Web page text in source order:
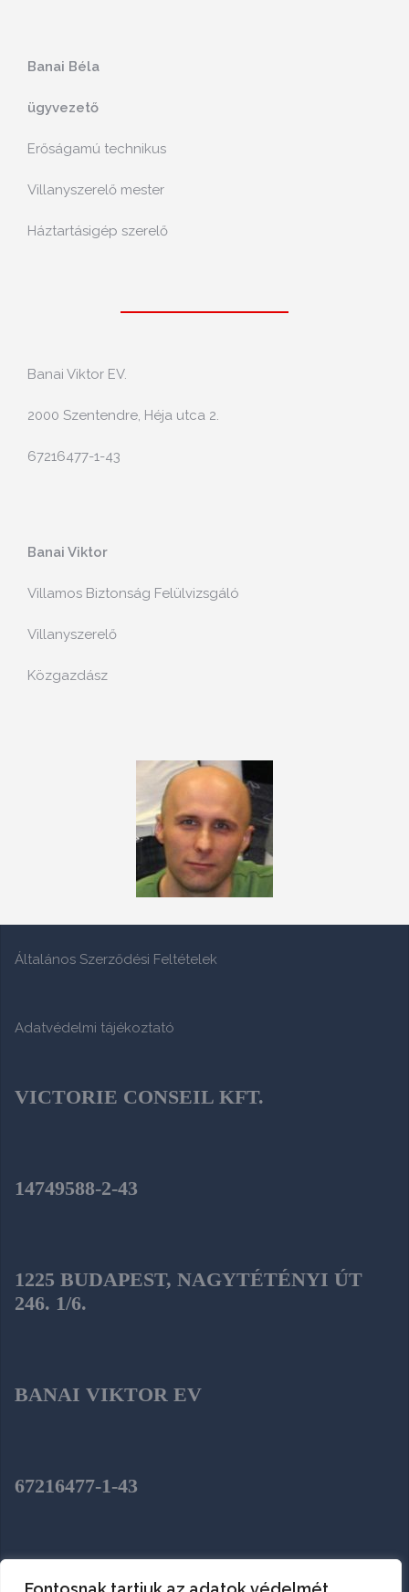
Banai Béla
ügyvezető
Erőságamú technikus
Villanyszerelő mester
Háztartásigép szerelő
Banai Viktor EV.
2000 Szentendre, Héja utca 2.
67216477-1-43
Banai Viktor
Villamos Biztonság Felülvizsgáló
Villanyszerelő
Közgazdász
Általános Szerződési Feltételek
Adatvédelmi tájékoztató
VICTORIE CONSEIL KFT.
14749588-2-43
1225 BUDAPEST, NAGYTÉTÉNYI ÚT
246. 1/6.
BANAI VIKTOR EV
67216477-1-43
SZENTENDRE, HÉJA UTCA 2.